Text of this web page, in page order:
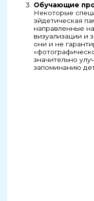
Обучающие
Некоторые
эйдетическая
направленные
визуализации и
они и не
значительно
запоминанию